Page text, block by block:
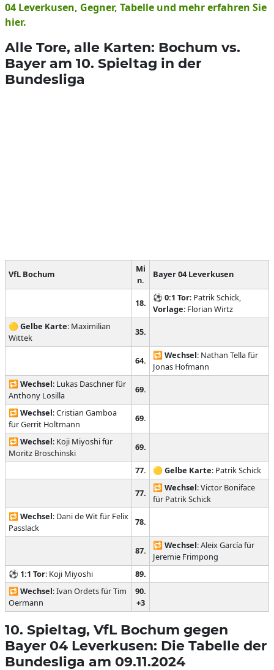
04 Leverkusen, Gegner, Tabelle und mehr erfahren Sie
hier.
Alle Tore, alle Karten: Bochum vs.
Bayer am 10. Spieltag in der
Bundesliga
VfL Bochum
Mi
n.
Bayer 04 Leverkusen
18. ⚽ 0:1 Tor: Patrik Schick,
Vorlage: Florian Wirtz
🟡 Gelbe Karte: Maximilian
Wittek
35.
64. 🔁 Wechsel: Nathan Tella für
Jonas Hofmann
🔁 Wechsel: Lukas Daschner für
Anthony Losilla
69.
🔁 Wechsel: Cristian Gamboa
für Gerrit Holtmann
69.
🔁 Wechsel: Koji Miyoshi für
Moritz Broschinski
69.
77. 🟡 Gelbe Karte: Patrik Schick
77. 🔁 Wechsel: Victor Boniface
für Patrik Schick
🔁 Wechsel: Dani de Wit für Felix
Passlack
78.
87. 🔁 Wechsel: Aleix García für
Jeremie Frimpong
⚽ 1:1 Tor: Koji Miyoshi
89.
🔁 Wechsel: Ivan Ordets für Tim
Oermann
90.
+3
10. Spieltag, VfL Bochum gegen
Bayer 04 Leverkusen: Die Tabelle der
Bundesliga am 09.11.2024